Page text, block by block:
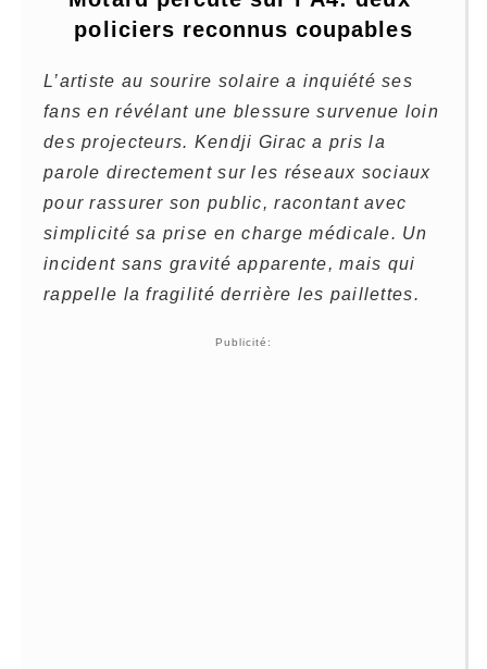
policiers reconnus coupables
L’artiste au sourire solaire a inquiété ses
fans en révélant une blessure survenue loin
des projecteurs. Kendji Girac a pris la
parole directement sur les réseaux sociaux
pour rassurer son public, racontant avec
simplicité sa prise en charge médicale. Un
incident sans gravité apparente, mais qui
rappelle la fragilité derrière les paillettes.
Publicité: